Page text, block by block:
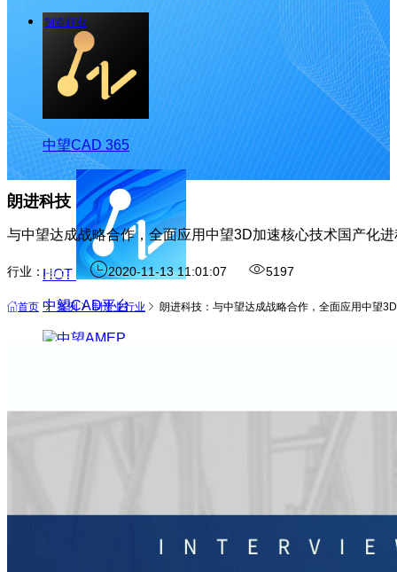
中望CAD 365
HOT
中望CAD平台
制造行业
朗进科技
与中望达成战略合作，全面应用中望3D加速核心技术国产化进
行业：电器 2020-11-13 11:01:07 5197
首页 案例 制造业行业 朗进科技：与中望达成战略合作，全面应用中望